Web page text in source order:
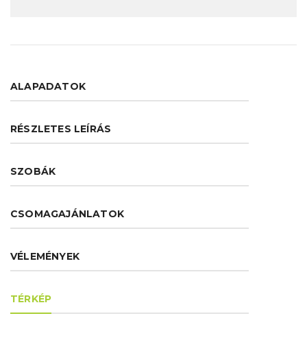
ALAPADATOK
RÉSZLETES LEÍRÁS
SZOBÁK
CSOMAGAJÁNLATOK
VÉLEMÉNYEK
TÉRKÉP